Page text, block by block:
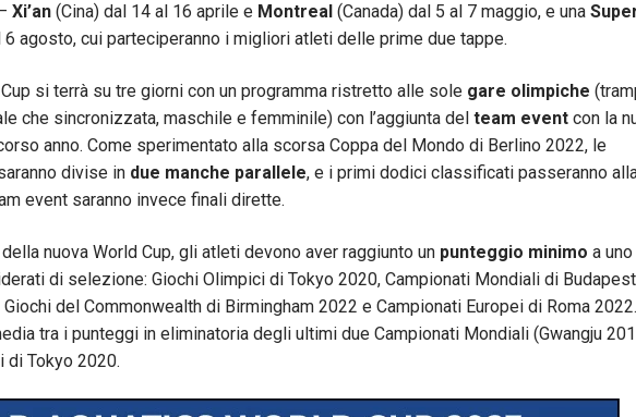
Xi’an (Cina) dal 14 al 16 aprile e Montreal (Canada) dal 5 al 7 maggio, e una
6 agosto, cui parteciperanno i migliori atleti delle prime due tappe.
si terrà su tre giorni con un programma ristretto alle sole gare olimpiche
che sincronizzata, maschile e femminile) con l’aggiunta del team event con la
anno. Come sperimentato alla scorsa Coppa del Mondo di Berlino 2022, le
divise in due manche parallele, e i primi dodici classificati passeranno
event saranno invece finali dirette.
nuova World Cup, gli atleti devono aver raggiunto un punteggio minimo a
di selezione: Giochi Olimpici di Tokyo 2020, Campionati Mondiali di
del Commonwealth di Birmingham 2022 e Campionati Europei di Roma
tra i punteggi in eliminatoria degli ultimi due Campionati Mondiali (Gwangju
di Tokyo 2020.